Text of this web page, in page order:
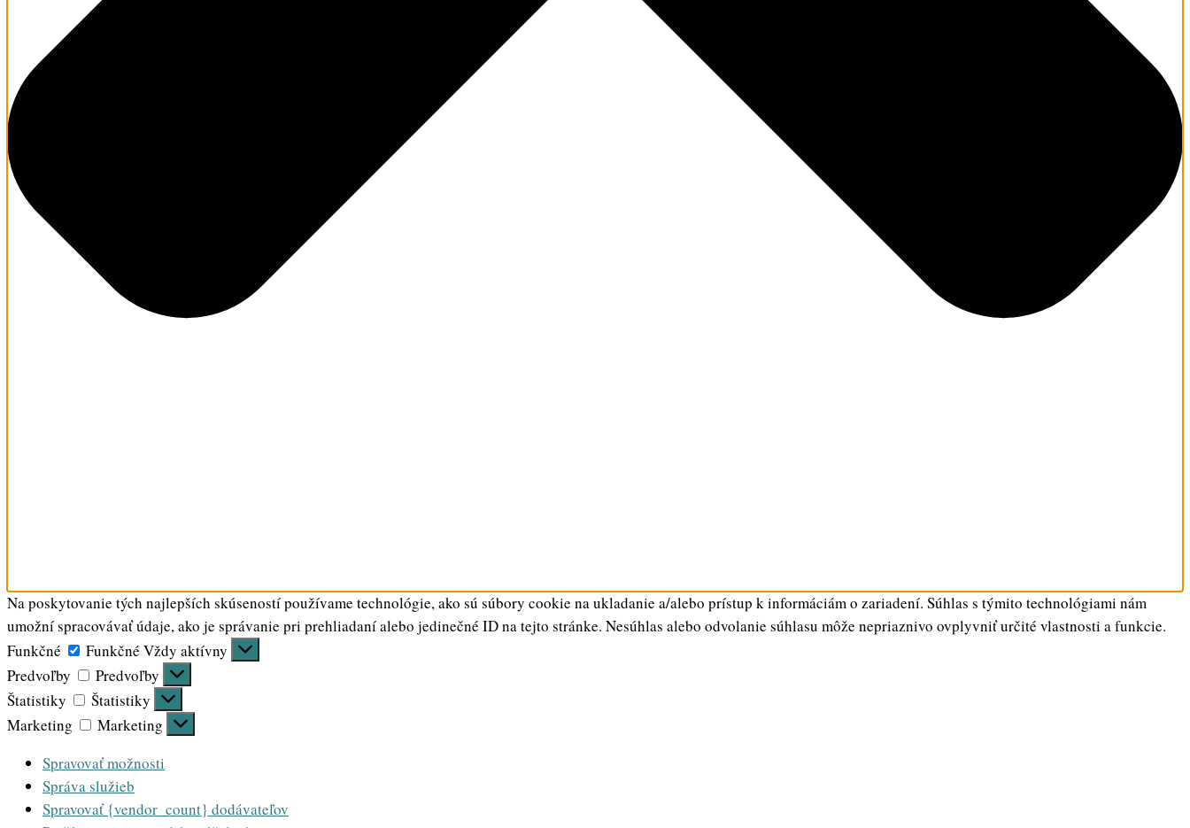
Na poskytovanie tých najlepších skúseností používame technológie, ako sú súbory cookie na ukladanie a/alebo prístup k informáciám o zariadení. Súhlas s týmito technológiami nám
umožní spracovávať údaje, ako je správanie pri prehliadaní alebo jedinečné ID na tejto stránke. Nesúhlas alebo odvolanie súhlasu môže nepriaznivo ovplyvniť určité vlastnosti a funkcie.
Funkčné
Funkčné Vždy aktívny
Predvoľby
Predvoľby
Štatistiky
Štatistiky
Marketing
Marketing
Spravovať možnosti
Správa služieb
Spravovať {vendor_count} dodávateľov